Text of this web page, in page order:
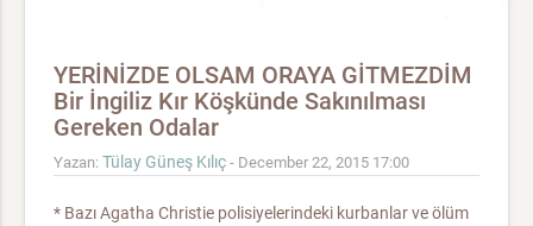
YERİNİZDE OLSAM ORAYA GİTMEZDİM
Bir İngiliz Kır Köşkünde Sakınılması
Gereken Odalar
Yazan: Tülay Güneş Kılıç - December 22, 2015 17:00
* Bazı Agatha Christie polisiyelerindeki kurbanlar ve ölüm